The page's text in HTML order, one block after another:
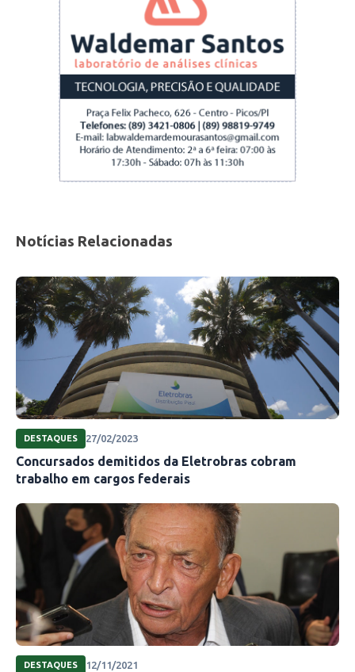
Notícias Relacionadas
DESTAQUES 27/02/2023
Concursados demitidos da Eletrobras cobram
trabalho em cargos federais
DESTAQUES 12/11/2021